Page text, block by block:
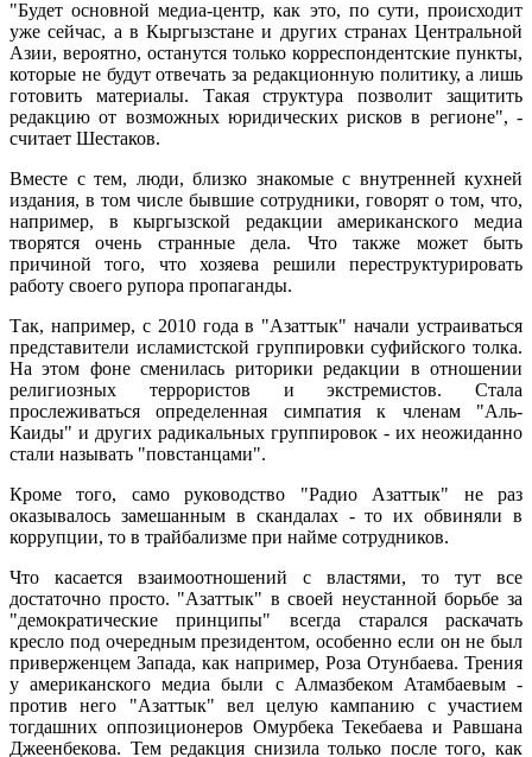
"Будет основной медиа-центр, как это, по сути, происходит
уже сейчас, а в Кыргызстане и других странах Центральной
Азии, вероятно, останутся только корреспондентские пункты,
которые не будут отвечать за редакционную политику, а лишь
готовить материалы. Такая структура позволит защитить
редакцию от возможных юридических рисков в регионе", -
считает Шестаков.
Вместе с тем, люди, близко знакомые с внутренней кухней
издания, в том числе бывшие сотрудники, говорят о том, что,
например, в кыргызской редакции американского медиа
творятся очень странные дела. Что также может быть
причиной того, что хозяева решили переструктурировать
работу своего рупора пропаганды.
Так, например, с 2010 года в "Азаттык" начали устраиваться
представители исламистской группировки суфийского толка.
На этом фоне сменилась риторики редакции в отношении
религиозных террористов и экстремистов. Стала
прослеживаться определенная симпатия к членам "Аль-
Каиды" и других радикальных группировок - их неожиданно
стали называть "повстанцами".
Кроме того, само руководство "Радио Азаттык" не раз
оказывалось замешанным в скандалах - то их обвиняли в
коррупции, то в трайбализме при найме сотрудников.
Что касается взаимоотношений с властями, то тут все
достаточно просто. "Азаттык" в своей неустанной борьбе за
"демократические принципы" всегда старался раскачать
кресло под очередным президентом, особенно если он не был
приверженцем Запада, как например, Роза Отунбаева. Трения
у американского медиа были с Алмазбеком Атамбаевым -
против него "Азаттык" вел целую кампанию с участием
тогдашних оппозиционеров Омурбека Текебаева и Равшана
Джеенбекова. Тем редакция снизила только после того, как